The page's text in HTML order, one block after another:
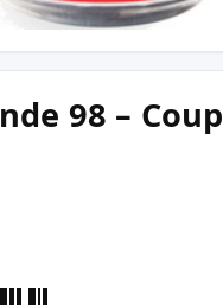
98 –